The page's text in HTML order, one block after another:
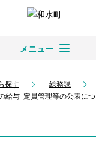
メニュー
探す 総務課
給与･定員管理等の公表に